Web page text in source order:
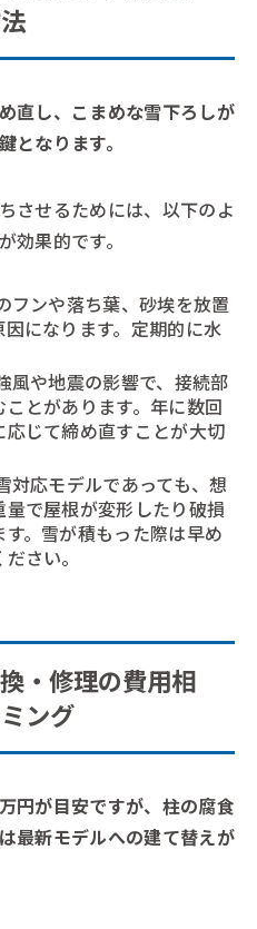
直し、こまめな雪下ろしが
となります。
させるためには、以下のよ
効果的です。
フンや落ち葉、砂埃を放置
になります。定期的に水
風や地震の影響で、接続部
とがあります。年に数回
じて締め直すことが大切
対応モデルであっても、想
で屋根が変形したり破損
。雪が積もった際は早め
さい。
・修理の費用相
ング
円が目安ですが、柱の腐食
最新モデルへの建て替えが